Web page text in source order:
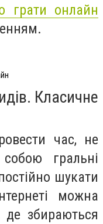
грати онлайн
Класичне
час, не
гральні
шукати
можна
де збираються